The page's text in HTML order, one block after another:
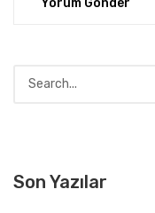
Son Yazılar